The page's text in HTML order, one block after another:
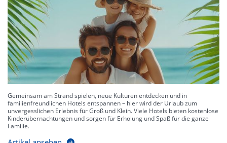
Gemeinsam am Strand spielen, neue Kulturen entdecken und in
familienfreundlichen Hotels entspannen – hier wird der Urlaub zum
unvergesslichen Erlebnis für Groß und Klein. Viele Hotels bieten kostenlose
Kinderübernachtungen und sorgen für Erholung und Spaß für die ganze
Familie.